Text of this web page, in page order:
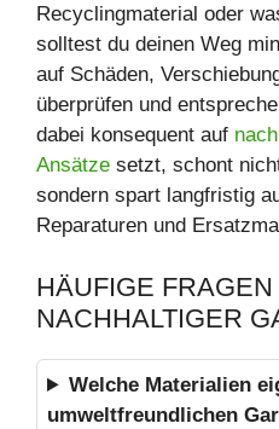
Recyclingmaterial oder
solltest du deinen Weg
auf Schäden,
überprüfen und
dabei konsequent auf
Ansätze setzt, schont
sondern spart langfristig
Reparaturen und
HÄUFIGE FRAGEN
NACHHALTIGER
Welche Materialien
umweltfreundlichen